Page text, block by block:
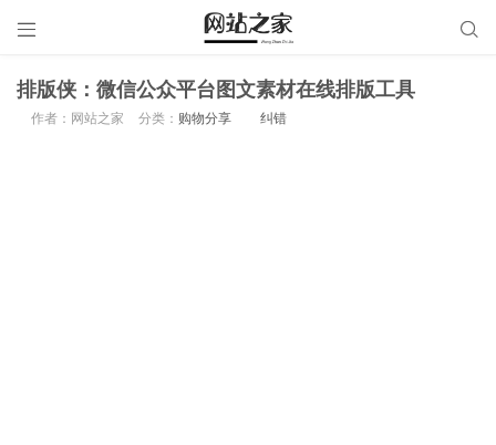
 
排版侠：微信公众平台图文素材在线排版工具
作者：网站之家 分类： 购物分享 纠错